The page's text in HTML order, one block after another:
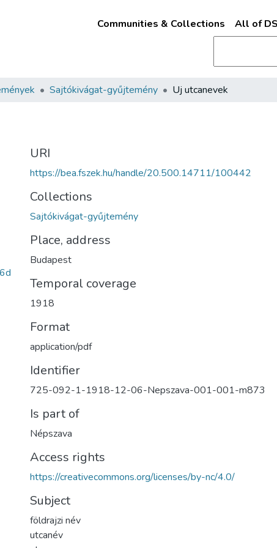
Communities & Collections All of
Sajtókivágat-gyűjtemény Uj utcanevek
URI
https://bea.fszek.hu/handle/20.500.14711/100442
Collections
Sajtókivágat-gyűjtemény
Place, address
Budapest
Temporal coverage
1918
Format
application/pdf
Identifier
725-092-1-1918-12-06-Nepszava-001-001-m873
Is part of
Népszava
Access rights
https://creativecommons.org/licenses/by-nc/4.0/
Subject
földrajzi név
utcanév